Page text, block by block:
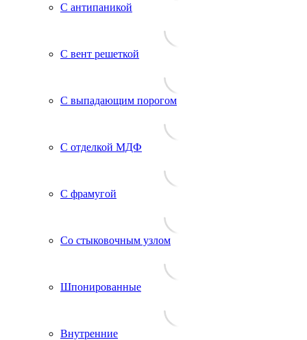
С антипаникой
С вент решеткой
С выпадающим порогом
С отделкой МДФ
С фрамугой
Со стыковочным узлом
Шпонированные
Внутренние